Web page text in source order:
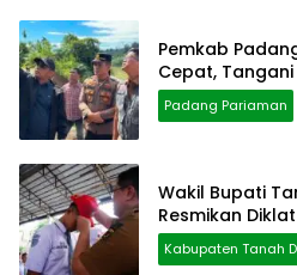
Pemkab
Cepat,
Padang Pariaman
Wakil Bupati
Resmikan
Kabupaten Tanah